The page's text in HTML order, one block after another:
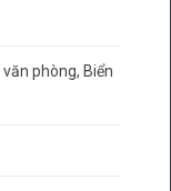
văn phòng, Biển